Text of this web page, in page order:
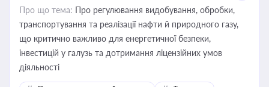
Про що тема: Про регулювання видобування, обробки,
транспортування та реалізації нафти й природного газу,
що критично важливо для енергетичної безпеки,
інвестицій у галузь та дотримання ліцензійних умов
діяльності